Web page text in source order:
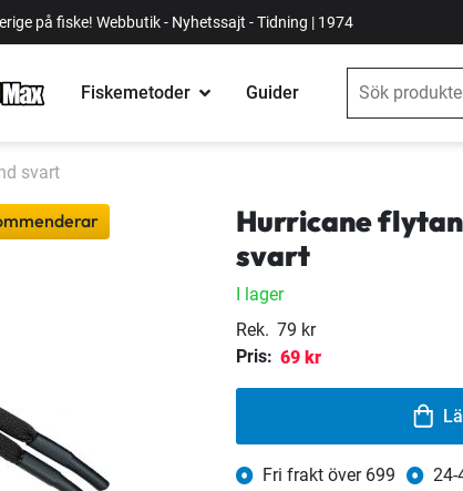
på fiske! Webbutik - Nyhetssajt - Tidning | 1974
Fiskemetoder Guider
svart
Hurricane
svart
I lager
Rek. 79 kr
Pris: 69 kr
Fri frakt över 699 24-